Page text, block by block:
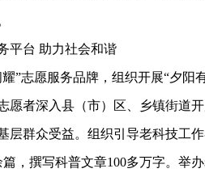
平台 助力社会和谐
”志愿服务品牌，组织开展“夕阳
愿者深入县（市）区、乡镇街道
层群众受益。组织引导老科技工
篇，撰写科普文章100多万字。举